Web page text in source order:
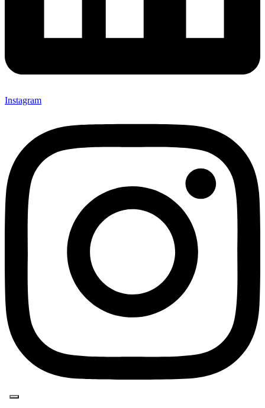
Instagram